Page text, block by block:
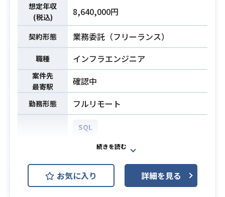
・DynamoDBの設計・構築経験
・CloudFormationでのゼロからのテ
ンプレート作成経験
・CodePipeline/CodeBuild/CodeD
eployの設計・構築経験
・テスト自動化基盤またはCI/CDパイ
プラインをゼロから設計・構築し、
本番運用した実績
・テストカバレッジが低い既存シス
テムに対するテスト戦略の立案経験
業務内容
・AWS ECSを用いたAPIサーバーの
インフラ設計および構築業務
・GitHub Actionsを用いた安全かつ
高速なCI/CDパイプラインの構築と最
適化業務
・将来的な仕様変更やインフラ拡張
への耐性を考慮したIaC化の推進
・インフラ構成、運用フロー、トラ
ブルシューティングに関するドキュ
メントの整備
・運用コスト、セキュリティ、利便
性のバランスを見極めた技術的意思
決定の主導
・開発チームに対するインフラの技
想定年収
(税込)
8,640,000円
契約形態 業務委託（フリーランス）
職種 インフラエンジニア
案件先
最寄駅
確認中
勤務形態 フルリモート
SQL
AWS (Amazon Web Services)
GCP (Google Cloud Platform)
Apache Tomcat
Windows
お気に入り 詳細を見る